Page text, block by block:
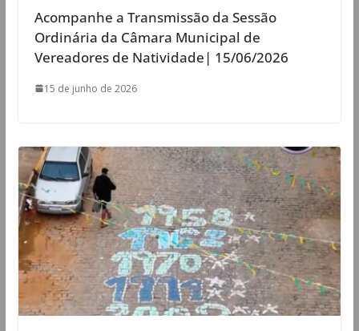
Acompanhe a Transmissão da Sessão
Ordinária da Câmara Municipal de
Vereadores de Natividade| 15/06/2026
15 de junho de 2026